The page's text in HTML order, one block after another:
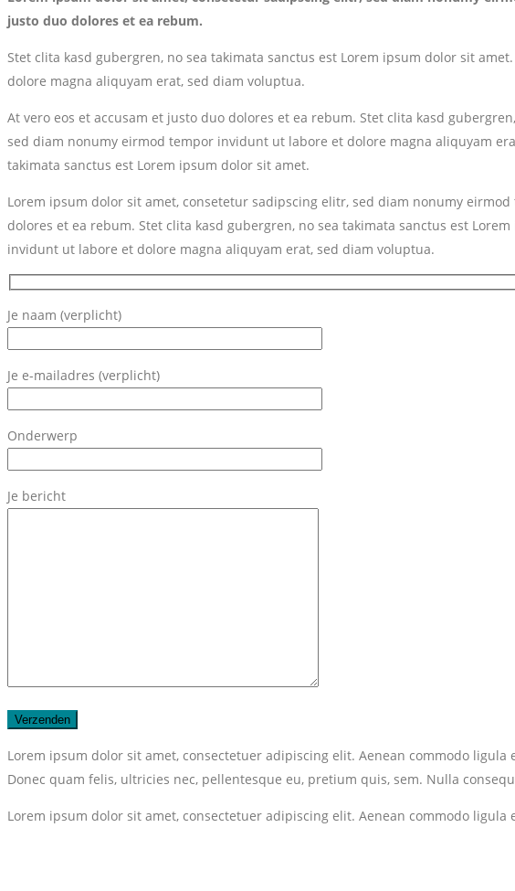
justo duo dolores et ea rebum.
Stet clita kasd gubergren, no sea takimata sanctus est Lorem ipsum dolor sit
dolore magna aliquyam erat, sed diam voluptua.
At vero eos et accusam et justo duo dolores et ea rebum. Stet clita kasd
sed diam nonumy eirmod tempor invidunt ut labore et dolore magna aliquyam
takimata sanctus est Lorem ipsum dolor sit amet.
Lorem ipsum dolor sit amet, consetetur sadipscing elitr, sed diam nonumy
dolores et ea rebum. Stet clita kasd gubergren, no sea takimata sanctus est
invidunt ut labore et dolore magna aliquyam erat, sed diam voluptua.
Je naam (verplicht)
Je e-mailadres (verplicht)
Onderwerp
Je bericht
Lorem ipsum dolor sit amet, consectetuer adipiscing elit. Aenean commodo
Donec quam felis, ultricies nec, pellentesque eu, pretium quis, sem. Nulla
Lorem ipsum dolor sit amet, consectetuer adipiscing elit. Aenean commodo